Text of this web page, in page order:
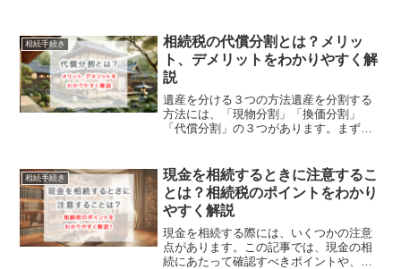
相続手続き
相続税の代償分割とは？メリッ
ト、デメリットをわかりやすく解
説
遺産を分ける３つの方法遺産を分割する
方法には、「現物分割」「換価分割」
「代償分割」の３つがあります。まず
式・現金などの遺産を、そのままの形で
相続人で分ける方法。例：不動...
相続手続き
現金を相続するときに注意するこ
とは？相続税のポイントをわかり
やすく解説
現金を相続する際には、いくつかの注意
点があります。この記事では、現金の相
続にあたって確認すべきポイントや、長